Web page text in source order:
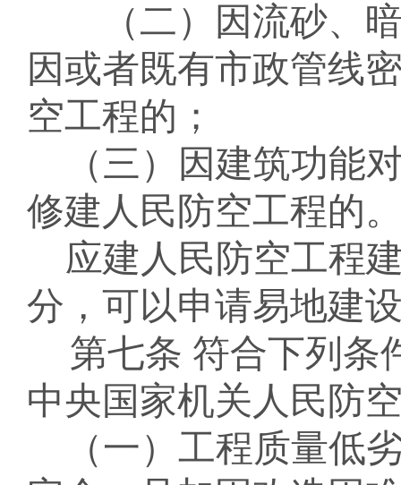
（二）因流砂、
因或者既有市政管线
空工程的；
（三）因建筑功能
修建 人民防空工程的
应建人民防空工程
分，可以申请易地建
第七条 符合下列条
中央国家机关人民防
（一） 工程质量低